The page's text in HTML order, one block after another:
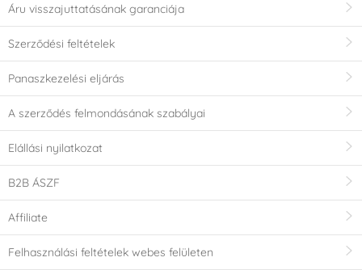
Áru visszajuttatásának garanciája
Szerződési feltételek
Panaszkezelési eljárás
A szerződés felmondásának szabályai
Elállási nyilatkozat
B2B ÁSZF
Affiliate
Felhasználási feltételek webes felületen